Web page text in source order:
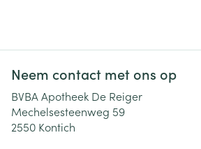
Neem contact met ons op
BVBA Apotheek De Reiger
Mechelsesteenweg 59
2550 Kontich